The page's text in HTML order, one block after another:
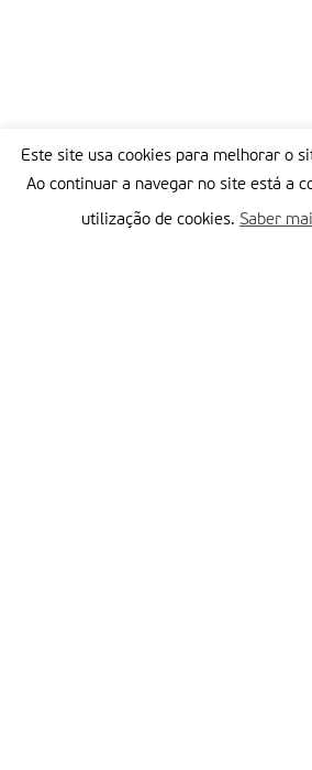
Este site usa cookies para melhorar o
Ao continuar a navegar no site está a
utilização de cookies. Saber